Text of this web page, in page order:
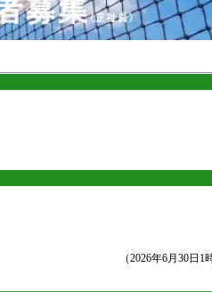
（2026年6月30日1